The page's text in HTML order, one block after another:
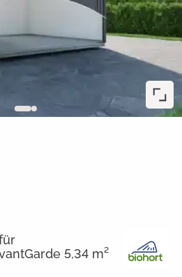
5,34 m²